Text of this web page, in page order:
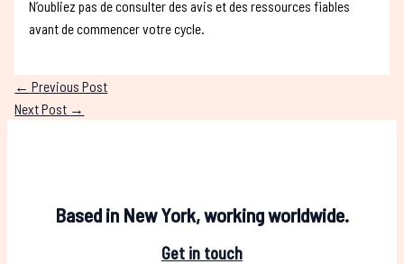
N’oubliez pas de consulter des avis et des ressources fiables
avant de commencer votre cycle.
← Previous Post
Next Post →
Based in New York, working worldwide.
Get in touch